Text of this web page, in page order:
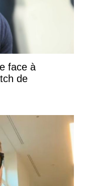
face à
de